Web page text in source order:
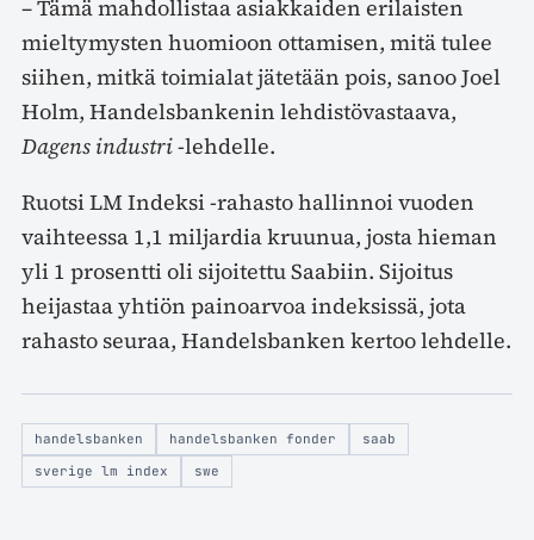
– Tämä mahdollistaa asiakkaiden erilaisten
mieltymysten huomioon ottamisen, mitä tulee
siihen, mitkä toimialat jätetään pois, sanoo Joel
Holm, Handelsbankenin lehdistövastaava,
Dagens industri-lehdelle.
Ruotsi LM Indeksi -rahasto hallinnoi vuoden
vaihteessa 1,1 miljardia kruunua, josta hieman
yli 1 prosentti oli sijoitettu Saabiin. Sijoitus
heijastaa yhtiön painoarvoa indeksissä, jota
rahasto seuraa, Handelsbanken kertoo lehdelle.
handelsbanken handelsbanken fonder
saab
sverige lm index
swe